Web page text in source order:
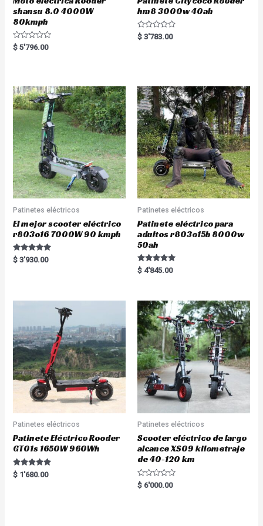
shansu 8.0 4000W
80kmph
R
a
o
u
t
o
f
$ 5'796.00
hm8 3000w 40ah
R
a
t
o
f
5
$ 3'783.00
Patinetes eléctricos
El mejor scooter eléctrico
r803o16 7000W 90 kmph
Rated
5.00
$ 3'930.00
Patinetes eléctricos
Patinete eléctrico para
adultos r803o15b 8000w
50ah
Rated
5.00
$ 4'845.00
Patinetes eléctricos
Patinete Eléctrico Rooder
GT01s 1650W 960Wh
Rated
5.00
$ 1'680.00
Patinetes eléctricos
Scooter eléctrico de largo
alcance XS09 kilometraje
de 40-120 km
R
a
$ 6'000.00